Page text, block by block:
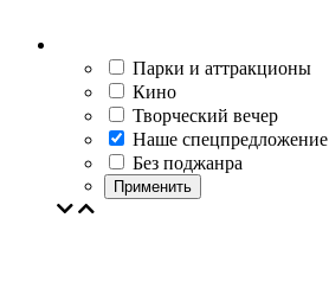
Парки и аттракционы
Кино
Творческий вечер
Наше спецпредложение
Без поджанра
Применить